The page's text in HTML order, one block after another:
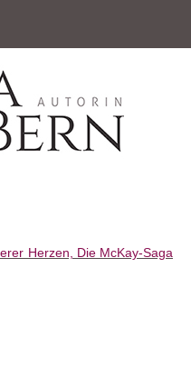
Herzen, Die McKay-Saga